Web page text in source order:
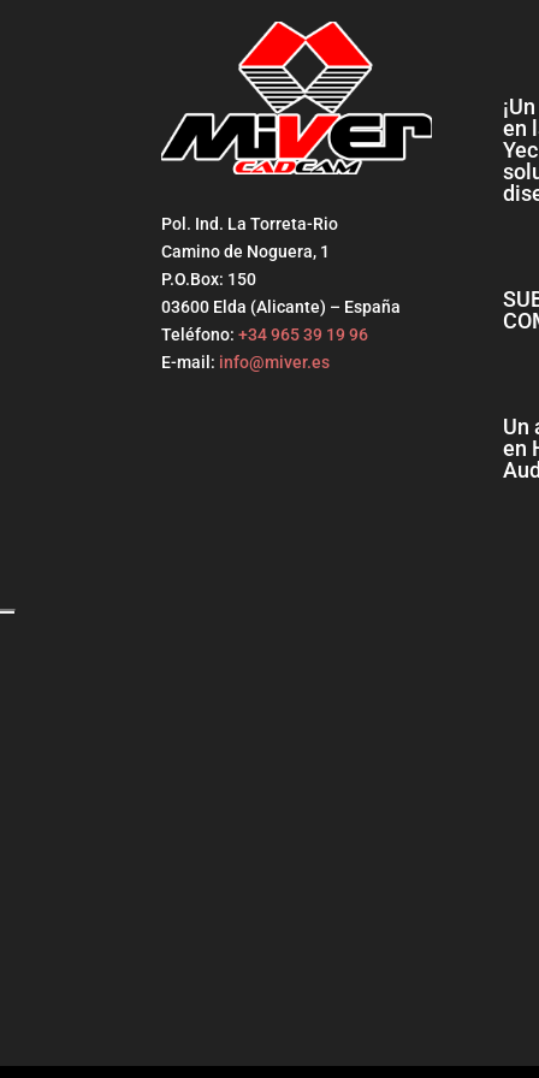
Pol. Ind. La Torreta-Rio
Camino de Noguera, 1
P.O.Box: 150
03600 Elda (Alicante) – España
Teléfono: +34 965 39 19 96
E-mail: info@miver.es
en
Un
en